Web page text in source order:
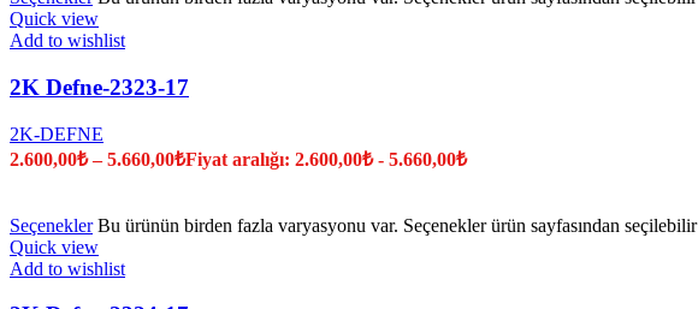
Quick view
Add to wishlist
2K Defne-2323-17
2K-DEFNE
2.600,00₺ –5.660,00₺Fiyat aralığı: 2.600,00₺ - 5.660,00₺
Seçenekler Bu ürünün birden fazla varyasyonu var. Seçenekler ürün sayfasından seçilebilir
Quick view
Add to wishlist